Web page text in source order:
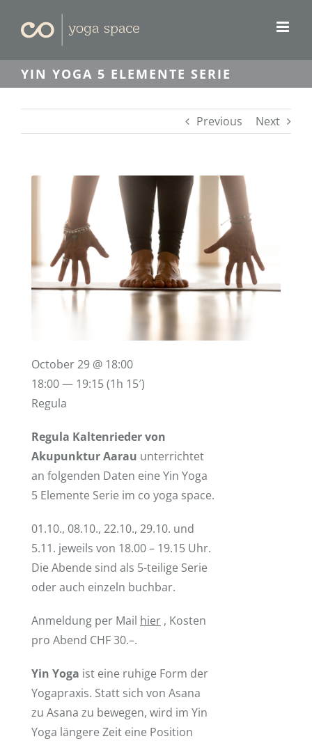
YIN YOGA 5 ELEMENTE SERIE
Previous Next
Regula Kaltenrieder von
Akupunktur Aarau unterrichtet
an folgenden Daten eine Yin Yoga
5 Elemente Serie im co yoga space.
01.10., 08.10., 22.10., 29.10. und
5.11. jeweils von 18.00 – 19.15 Uhr.
Die Abende sind als 5-teilige Serie
oder auch einzeln buchbar.
Anmeldung per Mail hier , Kosten
pro Abend CHF 30.–.
Yin Yoga ist eine ruhige Form der
Yogapraxis. Statt sich von Asana
zu Asana zu bewegen, wird im Yin
Yoga längere Zeit eine Position
October 29 @ 18:00
18:00 — 19:15(1h 15′)
Regula